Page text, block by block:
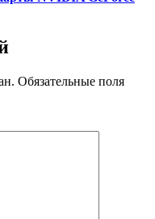
Обязательные поля